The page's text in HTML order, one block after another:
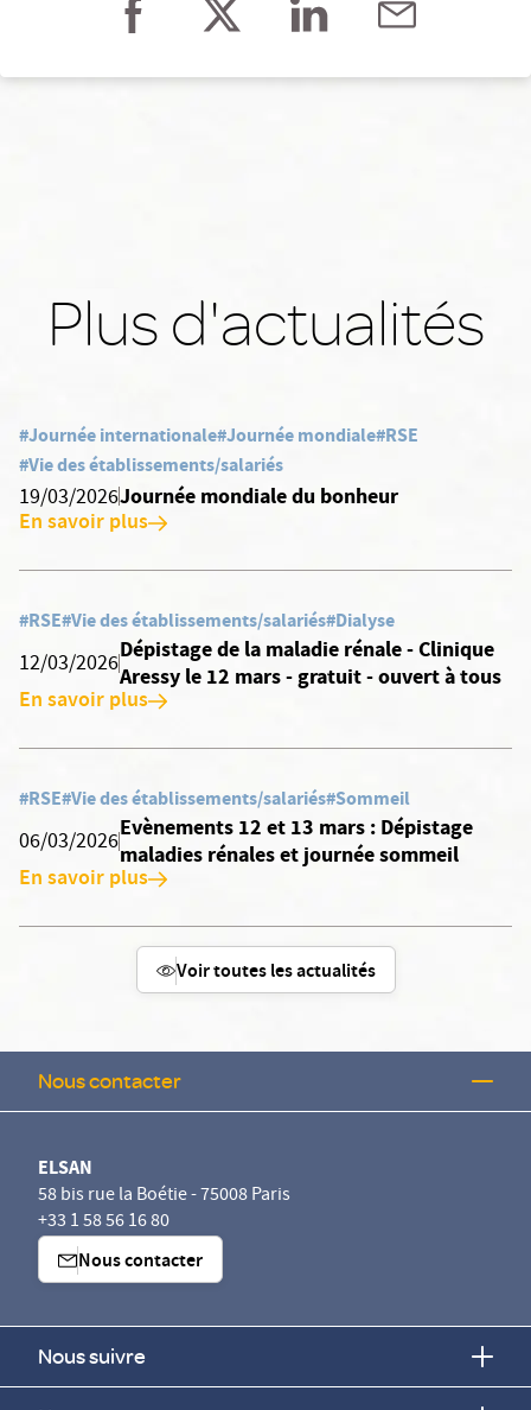
Plus d'actualités
#Journée internationale#Journée mondiale#RSE
#Vie des établissements/salariés
19/03/2026Journée mondiale du bonheur
En savoir plus
#RSE#Vie des établissements/salariés#Dialyse
12/03/2026
Dépistage de la maladie rénale - Clinique
Aressy le 12 mars - gratuit - ouvert à tous
En savoir plus
#RSE#Vie des établissements/salariés#Sommeil
06/03/2026
Evènements 12 et 13 mars : Dépistage
maladies rénales et journée sommeil
En savoir plus
Voir toutes les actualités
Nous contacter
ELSAN
58 bis rue la Boétie - 75008 Paris
+33 1 58 56 16 80
Nous contacter
Nous suivre